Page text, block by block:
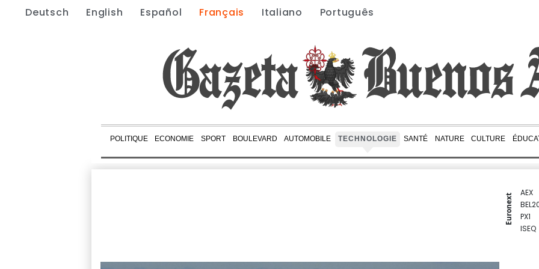
Deutsch English Español Français Italiano Português
POLITIQUE ECONOMIE SPORT BOULEVARD AUTOMOBILE TECHNOLOGIE SANTÉ NATURE CULTURE
Euronext
AEX
PX1
ISEQ